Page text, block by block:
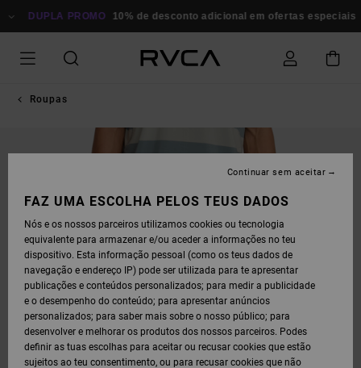
PARA DUPLA PROMO 10% de desconto adicional em ofertas especiais
Roupas
FAZ UMA ESCOLHA PELOS TEUS DADOS
Nós e os nossos parceiros utilizamos cookies ou tecnologia
equivalente para armazenar e/ou aceder a informações no teu
dispositivo. Esta informação pessoal (como os teus dados de
navegação e endereço IP) pode ser utilizada para te apresentar
publicações e conteúdos personalizados; para medir a publicidade
e o desempenho do conteúdo; para apresentar anúncios
personalizados; para saber mais sobre o nosso público; para
desenvolver e melhorar os produtos dos nossos parceiros. Podes
definir as tuas escolhas para aceitar ou recusar cookies que estão
sujeitos ao teu consentimento, ou para recusar cookies que não
Continuar sem aceitar